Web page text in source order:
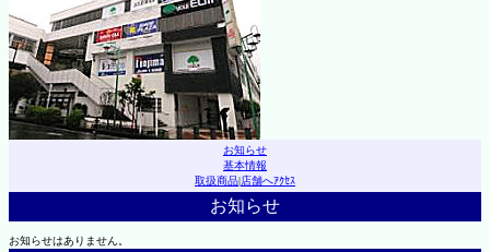
お知らせ
基本情報
取扱商品|店舗へｱｸｾｽ
お知らせ
お知らせはありません。